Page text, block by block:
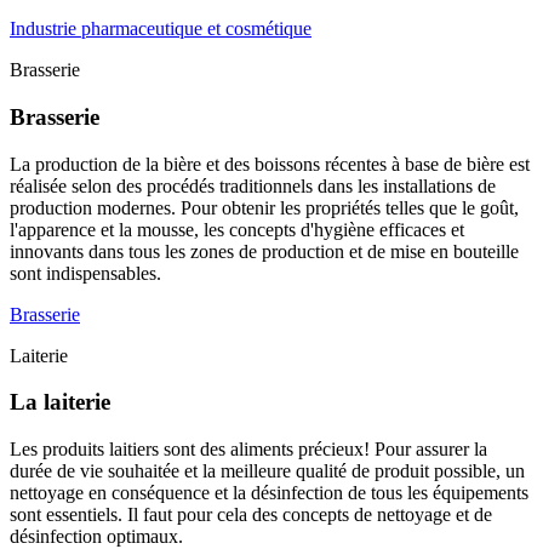
Industrie pharmaceutique et cosmétique
Brasserie
Brasserie
La production de la bière et des boissons récentes à base de bière est
réalisée selon des procédés traditionnels dans les installations de
production modernes. Pour obtenir les propriétés telles que le goût,
l'apparence et la mousse, les concepts d'hygiène efficaces et
innovants dans tous les zones de production et de mise en bouteille
sont indispensables.
Brasserie
Laiterie
La laiterie
Les produits laitiers sont des aliments précieux! Pour assurer la
durée de vie souhaitée et la meilleure qualité de produit possible, un
nettoyage en conséquence et la désinfection de tous les équipements
sont essentiels. Il faut pour cela des concepts de nettoyage et de
désinfection optimaux.